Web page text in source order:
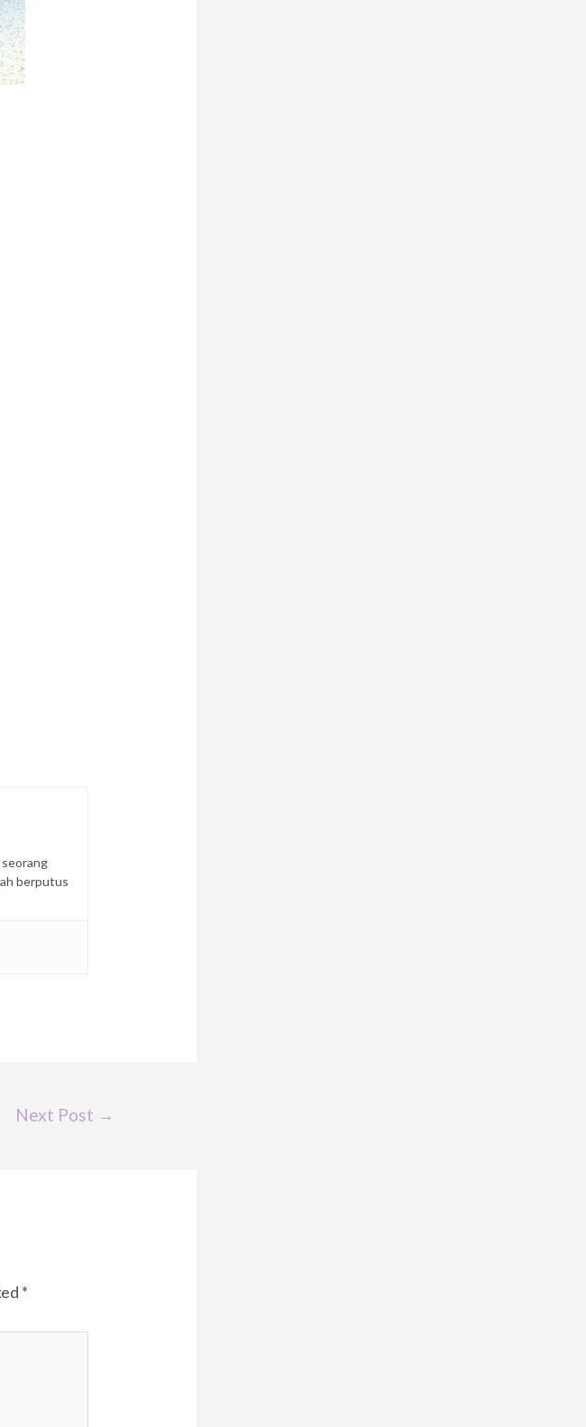
berputus
Next Post →
*